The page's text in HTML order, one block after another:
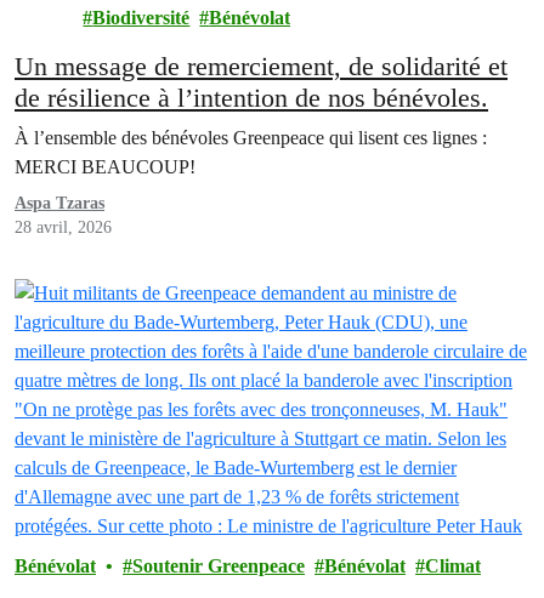
Biodiversité
Bénévolat
Un message de remerciement, de solidarité et
de résilience à l’intention de nos bénévoles.
À l’ensemble des bénévoles Greenpeace qui lisent ces lignes :
MERCI BEAUCOUP!
Aspa Tzaras
28 avril, 2026
Bénévolat Soutenir Greenpeace Bénévolat Climat